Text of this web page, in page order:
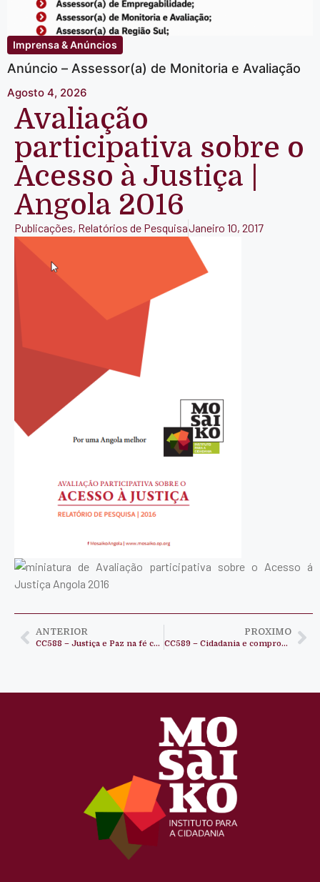
Imprensa & Anúncios
Anúncio – Assessor(a) de Monitoria e Avaliação
Agosto 4, 2026
Avaliação
participativa sobre o
Acesso à Justiça |
Angola 2016
Publicações, Relatórios de PesquisaJaneiro 10, 2017
ANTERIOR
CC588 – Justiça e Paz na fé cristã
PROXIMO
CC589 – Cidadania e compromisso social